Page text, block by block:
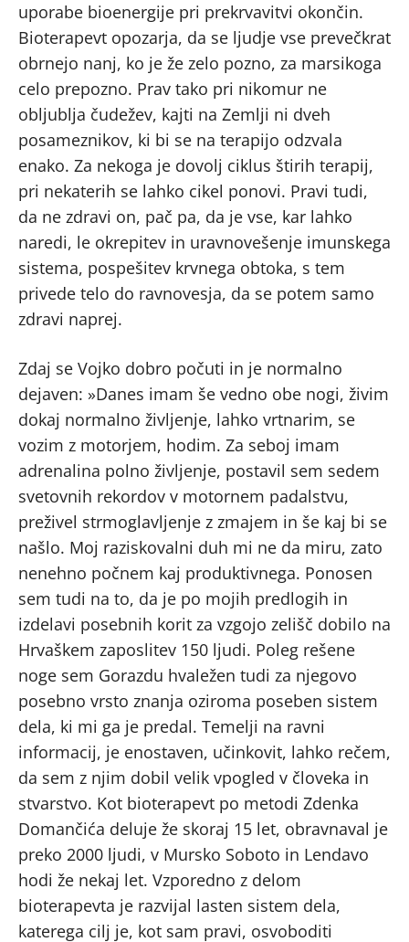
uporabe bioenergije pri prekrvavitvi okončin.
Bioterapevt opozarja, da se ljudje vse prevečkrat
obrnejo nanj, ko je že zelo pozno, za marsikoga
celo prepozno. Prav tako pri nikomur ne
obljublja čudežev, kajti na Zemlji ni dveh
posameznikov, ki bi se na terapijo odzvala
enako. Za nekoga je dovolj ciklus štirih terapij,
pri nekaterih se lahko cikel ponovi. Pravi tudi,
da ne zdravi on, pač pa, da je vse, kar lahko
naredi, le okrepitev in uravnovešenje imunskega
sistema, pospešitev krvnega obtoka, s tem
privede telo do ravnovesja, da se potem samo
zdravi naprej.
Zdaj se Vojko dobro počuti in je normalno
dejaven: »Danes imam še vedno obe nogi, živim
dokaj normalno življenje, lahko vrtnarim, se
vozim z motorjem, hodim. Za seboj imam
adrenalina polno življenje, postavil sem sedem
svetovnih rekordov v motornem padalstvu,
preživel strmoglavljenje z zmajem in še kaj bi se
našlo. Moj raziskovalni duh mi ne da miru, zato
nenehno počnem kaj produktivnega. Ponosen
sem tudi na to, da je po mojih predlogih in
izdelavi posebnih korit za vzgojo zelišč dobilo na
Hrvaškem zaposlitev 150 ljudi. Poleg rešene
noge sem Gorazdu hvaležen tudi za njegovo
posebno vrsto znanja oziroma poseben sistem
dela, ki mi ga je predal. Temelji na ravni
informacij, je enostaven, učinkovit, lahko rečem,
da sem z njim dobil velik vpogled v človeka in
stvarstvo. Kot bioterapevt po metodi Zdenka
Domančića deluje že skoraj 15 let, obravnaval je
preko 2000 ljudi, v Mursko Soboto in Lendavo
hodi že nekaj let. Vzporedno z delom
bioterapevta je razvijal lasten sistem dela,
katerega cilj je, kot sam pravi, osvoboditi